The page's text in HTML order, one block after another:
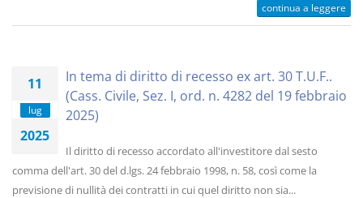
continua a leggere
11
lug
2025
In tema di diritto di recesso ex art. 30 T.U.F..
(Cass. Civile, Sez. I, ord. n. 4282 del 19 febbraio
2025)
Il diritto di recesso accordato all'investitore dal sesto
comma dell'art. 30 del d.lgs. 24 febbraio 1998, n. 58, così come la
previsione di nullità dei contratti in cui quel diritto non sia...